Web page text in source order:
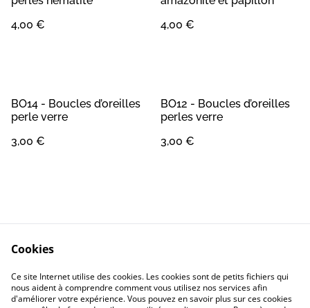
4,00 €
4,00 €
BO14 - Boucles d’oreilles
perle verre
3,00 €
BO12 - Boucles d’oreilles
perles verre
3,00 €
Contact
Conditions Générales
Confidentialité
Cookie
Cookies
Ce site Internet utilise des cookies. Les cookies sont de petits fichiers qui
nous aident à comprendre comment vous utilisez nos services afin
d'améliorer votre expérience. Vous pouvez en savoir plus sur ces cookies